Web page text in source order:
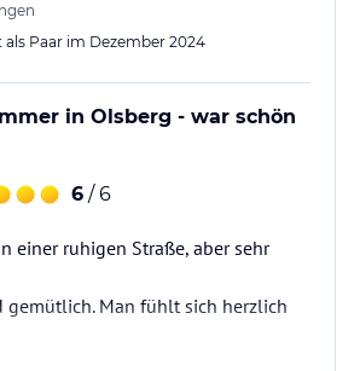
als Paar im Dezember 2024
in Olsberg - war schön
6 / 6
einer ruhigen Straße, aber sehr
gemütlich. Man fühlt sich herzlich